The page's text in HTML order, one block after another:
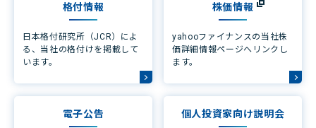
格付情報
日本格付研究所（JCR）によ
る、当社の格付けを掲載して
います。
株価情報
yahooファイナンスの当社株
価詳細情報ページへリンクし
ます。
電子公告 個人投資家向け説明会